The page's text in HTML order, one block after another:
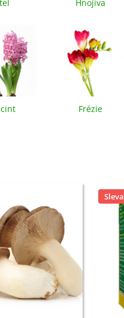
Hnojiva
Frézie
Sleva